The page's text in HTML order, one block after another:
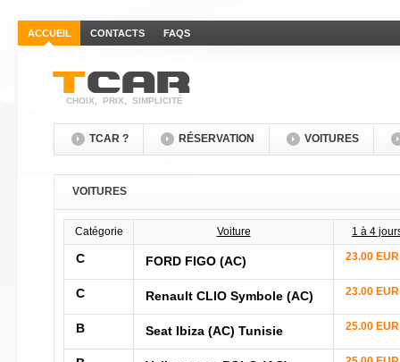
ACCUEIL CONTACTS FAQS
CHOIX, PRIX, SIMPLICITÉ
TCAR ? RÉSERVATION VOITURES
VOITURES
Catégorie Voiture 1 à 4
C FORD FIGO (AC) 23.00 EUR
C Renault CLIO Symbole (AC) 23.00 EUR
B Seat Ibiza (AC) Tunisie 25.00 EUR